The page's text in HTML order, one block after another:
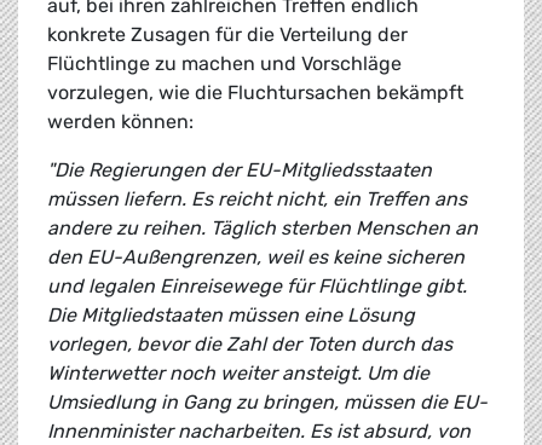
auf, bei ihren zahlreichen Treffen endlich
konkrete Zusagen für die Verteilung der
Flüchtlinge zu machen und Vorschläge
vorzulegen, wie die Fluchtursachen bekämpft
werden können:
"Die Regierungen der EU-Mitgliedsstaaten
müssen liefern. Es reicht nicht, ein Treffen ans
andere zu reihen. Täglich sterben Menschen an
den EU-Außengrenzen, weil es keine sicheren
und legalen Einreisewege für Flüchtlinge gibt.
Die Mitgliedstaaten müssen eine Lösung
vorlegen, bevor die Zahl der Toten durch das
Winterwetter noch weiter ansteigt. Um die
Umsiedlung in Gang zu bringen, müssen die EU-
Innenminister nacharbeiten. Es ist absurd, von